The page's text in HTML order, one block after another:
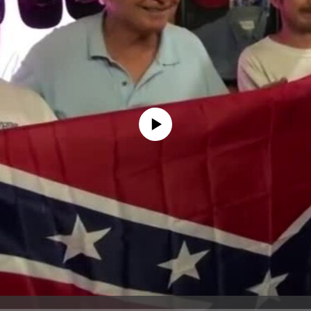
No media source currently available